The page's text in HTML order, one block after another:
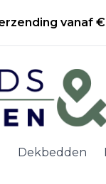
vanaf
Dekbedden